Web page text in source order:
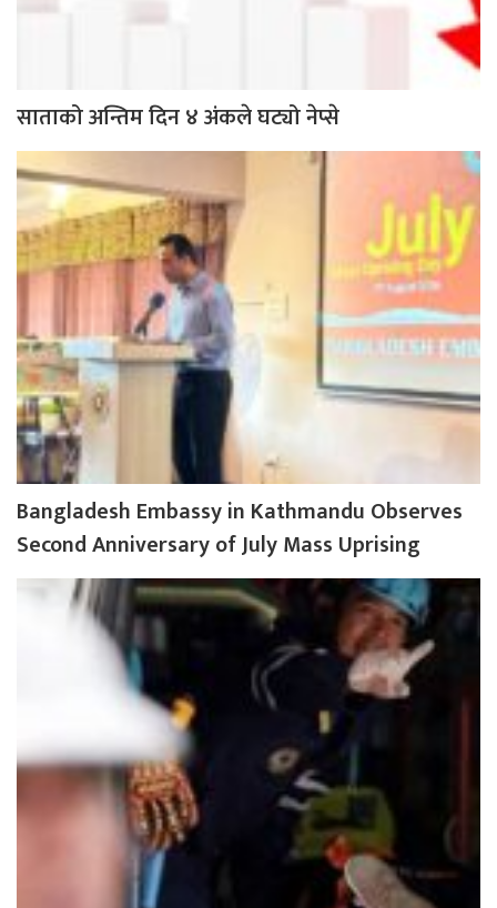
साताको अन्तिम दिन ४ अंकले घट्यो नेप्से
Bangladesh Embassy in Kathmandu Observes
Second Anniversary of July Mass Uprising